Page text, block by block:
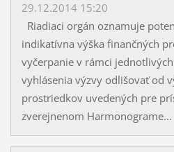
29.12.2014 15:20
Riadiaci orgán oznamuje
indikatívna výška finančných
vyčerpanie v rámci
vyhlásenia výzvy odlišovať od
prostriedkov uvedených pre
zverejnenom Harmonograme...